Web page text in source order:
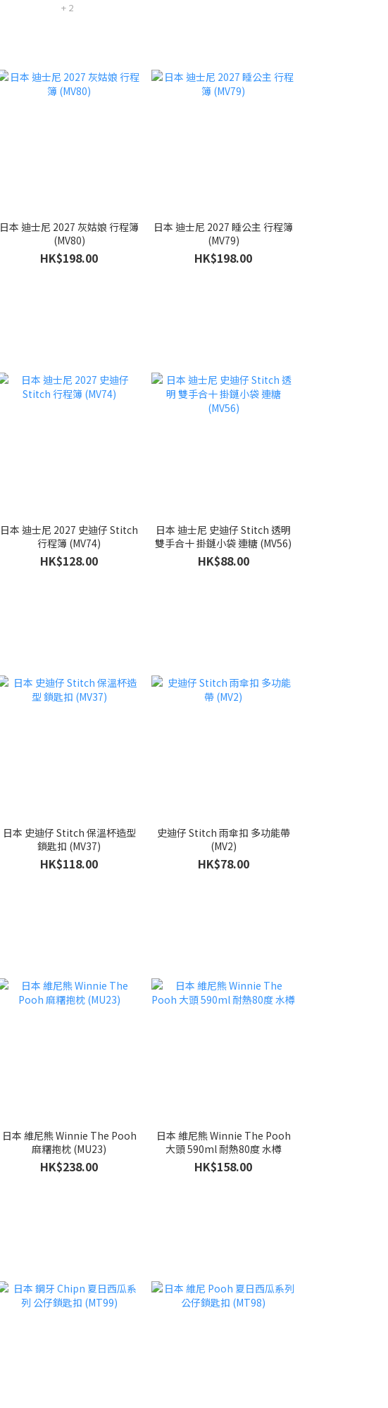
+ 2
日本 迪士尼 2027 灰姑娘 行程簿
(MV80)
HK$198.00
日本 迪士尼 2027 睡公主 行程簿
(MV79)
HK$198.00
日本 迪士尼 2027 史迪仔 Stitch
行程簿 (MV74)
HK$128.00
日本 迪士尼 史迪仔 Stitch 透明
雙手合十 掛鏈小袋 連糖 (MV56)
HK$88.00
日本 史迪仔 Stitch 保溫杯造型
鎖匙扣 (MV37)
HK$118.00
史迪仔 Stitch 雨傘扣 多功能帶
(MV2)
HK$78.00
日本 維尼熊 Winnie The Pooh
麻糬抱枕 (MU23)
HK$238.00
日本 維尼熊 Winnie The Pooh
大頭 590ml 耐熱80度 水樽
HK$158.00